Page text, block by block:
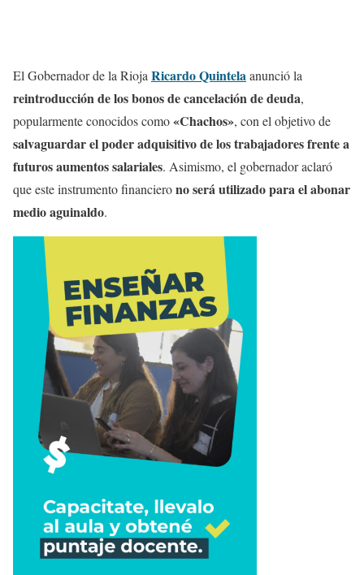
El Gobernador de la Rioja Ricardo Quintelaanunció la
reintroducción de los bonos de cancelación de deuda,
popularmente conocidos como«Chachos», con el objetivo de
salvaguardar el poder adquisitivo de los trabajadores frente a
futuros aumentos salariales. Asimismo, el gobernador aclaró
que este instrumento financierono será utilizado para el abonar
medio aguinaldo.